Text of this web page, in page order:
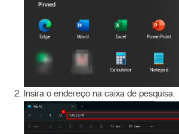
Insira o endereço na caixa de pesquisa.